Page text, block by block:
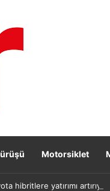
Motorsiklet
hibritlere yatırımı